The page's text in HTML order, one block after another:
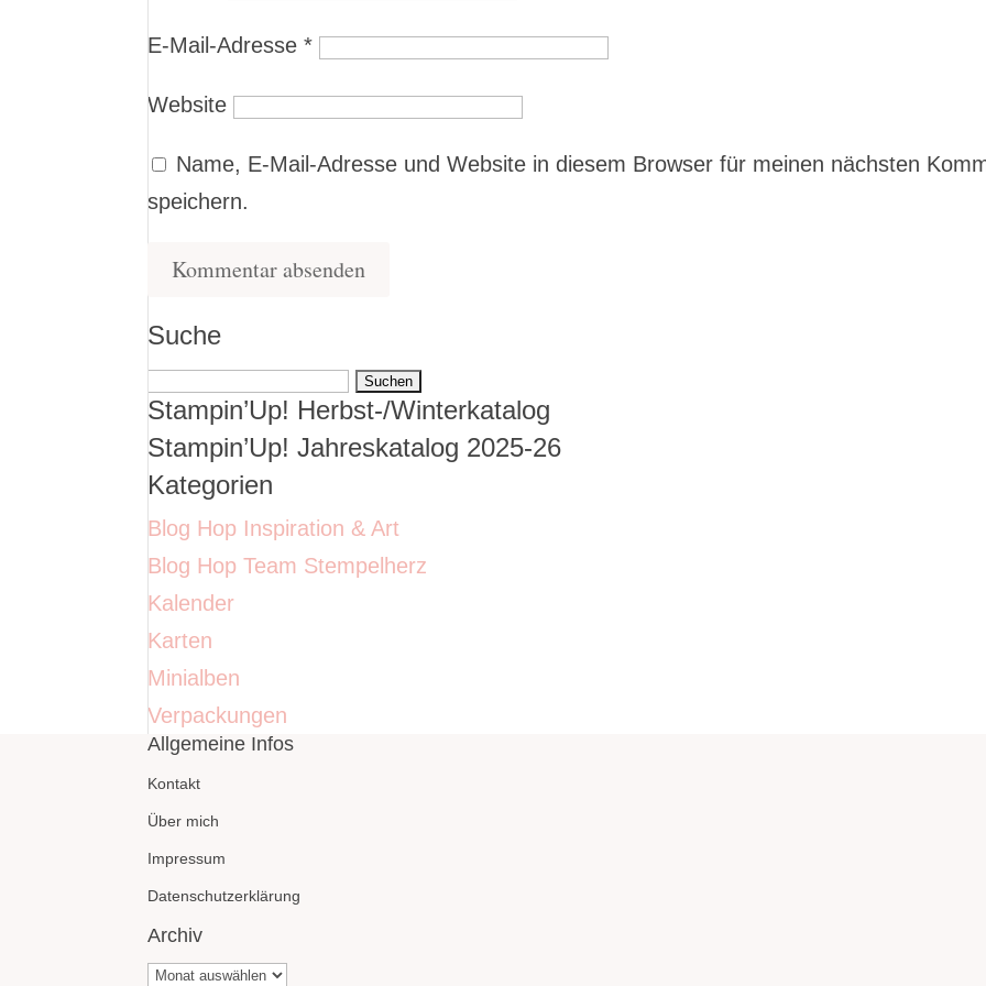
E-Mail-Adresse*
Website
Name, E-Mail-Adresse und Website in diesem Browser für meinen nächsten
speichern.
Suche
Suchen
nach:
Stampin’Up! Herbst-/Winterkatalog
Stampin’Up! Jahreskatalog 2025-26
Kategorien
Blog Hop Inspiration & Art
Blog Hop Team Stempelherz
Kalender
Karten
Minialben
Verpackungen
Allgemeine Infos
Kontakt
Über mich
Impressum
Datenschutzerklärung
Archiv
Archiv